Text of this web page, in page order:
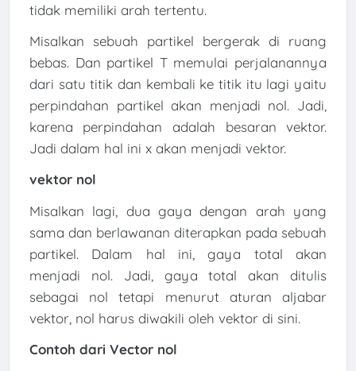
tidak memiliki arah tertentu.
Misalkan sebuah partikel bergerak di ruang
bebas. Dan partikel T memulai perjalanannya
dari satu titik dan kembali ke titik itu lagi yaitu
perpindahan partikel akan menjadi nol. Jadi,
karena perpindahan adalah besaran vektor.
Jadi dalam hal ini x akan menjadi vektor.
vektor nol
Misalkan lagi, dua gaya dengan arah yang
sama dan berlawanan diterapkan pada sebuah
partikel. Dalam hal ini, gaya total akan
menjadi nol. Jadi, gaya total akan ditulis
sebagai nol tetapi menurut aturan aljabar
vektor, nol harus diwakili oleh vektor di sini.
Contoh dari Vector nol